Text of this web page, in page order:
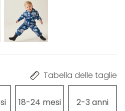
Tabella delle taglie
18-24 mesi 2-3 anni